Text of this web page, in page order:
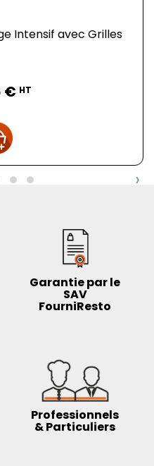
Intensif avec Grilles
€ HT
›
Garantie par le
SAV
FourniResto
Professionnels
& Particuliers